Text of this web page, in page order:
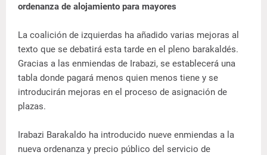
ordenanza de alojamiento para mayores
La coalición de izquierdas ha añadido varias mejoras al
texto que se debatirá esta tarde en el pleno barakaldés.
Gracias a las enmiendas de Irabazi, se establecerá una
tabla donde pagará menos quien menos tiene y se
introducirán mejoras en el proceso de asignación de
plazas.
Irabazi Barakaldo ha introducido nueve enmiendas a la
nueva ordenanza y precio público del servicio de